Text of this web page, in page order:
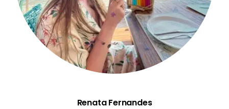
Renata Fernandes